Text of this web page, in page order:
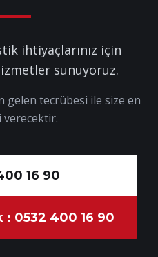
ihtiyaçlarınız için
sunuyoruz.
gelen tecrübesi ile size en
verecektir.
16 90
: 0532 400 16 90